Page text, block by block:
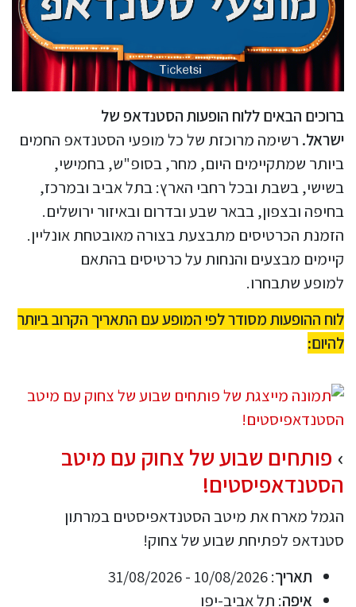
ברוכים הבאים ללוח הופעות הסטנדאפ של
ישראל. רשימה מרוכזת של כל מופעי הסטנדאפ החמים
ביותר שמתקיימים היום, מחר, בסופ"ש, בחמישי,
בשישי, בשבת ובכל רחבי הארץ: בתל אביב ובמרכז,
בחיפה ובצפון, בבאר שבע ובדרום ובאיזור ירושלים.
הזמנת הכרטיסים מתבצעת בצורה מאובטחת אונליין.
קיימים מבצעים והנחות על כרטיסים בהתאם
למופע שתבחרו.
לוח ההופעות מסודר לפי המופע עם התאריך הקרוב ביותר
להיום:
פותחים שבוע של צחוק עם מיטב
הסטנדאפיסטים!
הגמל מארח את מיטב הסטנדאפיסטים במרתון
סטנדאפ לפתיחת שבוע של צחוק!
תאריך: 10/08/2026 - 31/08/2026
איפה: תל אביב-יפו